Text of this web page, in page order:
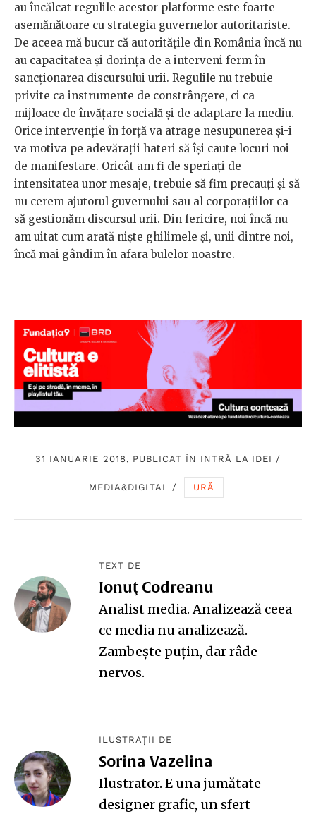
au încălcat regulile acestor platforme este foarte
asemănătoare cu strategia guvernelor autoritariste.
De aceea mă bucur că autoritățile din România încă nu
au capacitatea și dorința de a interveni ferm în
sancționarea discursului urii. Regulile nu trebuie
privite ca instrumente de constrângere, ci ca
mijloace de învățare socială și de adaptare la mediu.
Orice intervenție în forță va atrage nesupunerea și-i
va motiva pe adevărații hateri să își caute locuri noi
de manifestare. Oricât am fi de speriați de
intensitatea unor mesaje, trebuie să fim precauți și să
nu cerem ajutorul guvernului sau al corporațiilor ca
să gestionăm discursul urii. Din fericire, noi încă nu
am uitat cum arată niște ghilimele și, unii dintre noi,
încă mai gândim în afara bulelor noastre.
31 IANUARIE 2018, PUBLICAT ÎN INTRĂ LA IDEI /
MEDIA&DIGITAL / URĂ
TEXT DE
Ionuţ Codreanu
Analist media. Analizează ceea
ce media nu analizează.
Zambeşte puţin, dar râde
nervos.
ILUSTRAȚII DE
Sorina Vazelina
Ilustrator. E una jumătate
designer grafic, un sfert